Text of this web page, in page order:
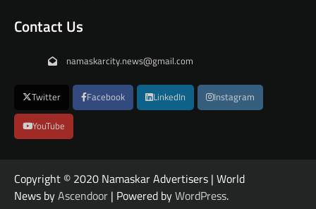
Contact Us
namaskarcity.news@gmail.com
Twitter Facebook LinkedIn Instagram
YouTube
Copyright © 2020 Namaskar Advertisers | World
News byAscendoor | Powered byWordPress.